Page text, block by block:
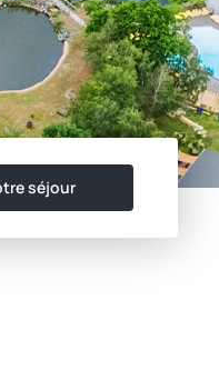
séjour